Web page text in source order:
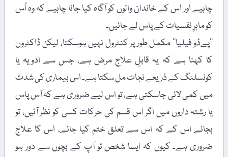
چاہیے اور اس کے خاندان والوں کو آگاہ کیا جانا چاہیے کہ وہ اُس
کو ماہرِ نفسیات کے پاس لے جائیں۔
’’پےڈو فیلیا‘‘ مکمل طور پر کنٹرول نہیں ہوسکتا، لیکن ڈاکٹروں
کا کہنا ہے کہ یہ قابلِ علاج مرض ہے، جس سے ادویہ یا
کونسلنگ کے ذریعے نجات مل سکتا ہے۔ اس بیماری کی شدت
میں کمی لائی جاسکتی ہے، تو اس لیے ضروری ہے کہ آس پاس
یا رشتہ داروں میں اگر اس قسم کی حرکات کسی کو نظر آئیں، تو
بجائے اس کے کہ اس سے تعلق ختم کیا جائے، اس کا علاج
ضروری ہے۔ کیوں کہ ایسا شخص تو آپ کے بچوں سے دور ہو